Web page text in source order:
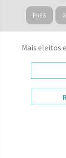
PRES
Mais eleitos